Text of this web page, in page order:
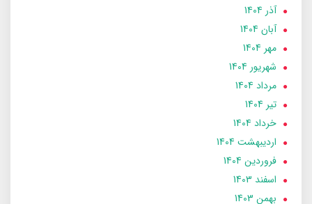
آذر 1404
آبان 1404
مهر 1404
شهریور 1404
مرداد 1404
تير 1404
خرداد 1404
ارديبهشت 1404
فروردین 1404
اسفند 1403
بهمن 1403